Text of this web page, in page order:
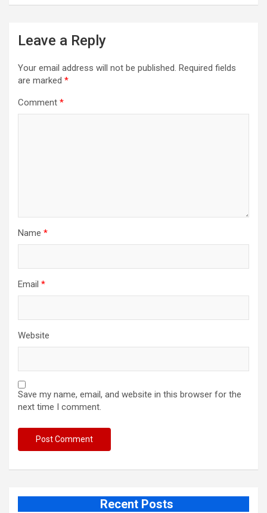
Leave a Reply
Your email address will not be published. Required fields
are marked *
Comment *
Name *
Email *
Website
Save my name, email, and website in this browser for the
next time I comment.
Recent Posts